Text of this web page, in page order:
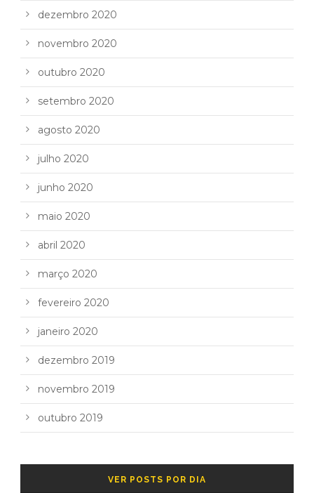
dezembro 2020
novembro 2020
outubro 2020
setembro 2020
agosto 2020
julho 2020
junho 2020
maio 2020
abril 2020
março 2020
fevereiro 2020
janeiro 2020
dezembro 2019
novembro 2019
outubro 2019
VER POSTS POR DIA